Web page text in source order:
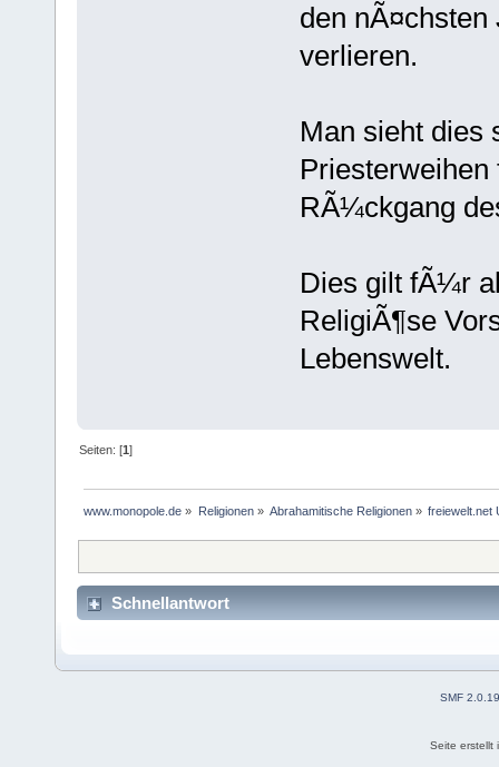
den
verlieren.
Man sieht dies
RÃ¼ckgang
Dies gilt fÃ¼r
ReligiÃ¶se
Lebenswelt.
Seiten: [1]
www.monopole.de » Religionen» Abrahamitische Religionen» freiewelt.net
Schnellantwort
SMF 2.0.19
Seite erstellt